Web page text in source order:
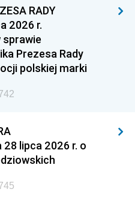
RADY
2026 r.
sprawie
Prezesa Rady
polskiej marki
28 lipca 2026 r. o